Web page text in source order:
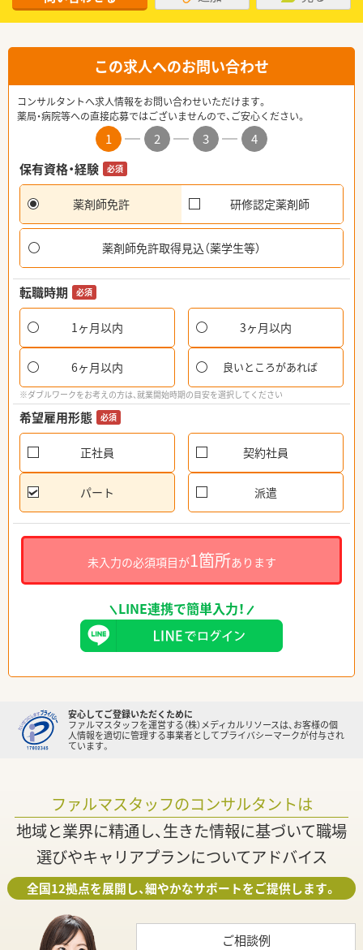
この求人へのお問い合わせ
コンサルタントへ求人情報をお問い合わせいただけます。
薬局・病院等への直接応募ではございませんので、ご安心ください。
1 2 3
4
保有資格・経験
必須
薬剤師免許 研修認定薬剤師
薬剤師免許取得見込（薬学生等）
転職時期 必須
1ヶ月以内 3ヶ月以内
6ヶ月以内 良いところがあれば
※ダブルワークをお考えの方は、就業開始時期の目安を選択してください
希望雇用形態 必須
正社員 契約社員
パート 派遣
未入力の必須項目が1箇所あります
LINE連携で簡単入力！
安心してご登録いただくために
ファルマスタッフを運営する（株）メディカルリソースは、お客様の個
人情報を適切に管理する事業者としてプライバシーマークが付与され
ています。
ファルマスタッフのコンサルタントは
地域と業界に精通し、生きた情報に基づいて職場
選びやキャリアプランについてアドバイス
全国12拠点を展開し、細やかなサポートをご提供します。
ご相談例